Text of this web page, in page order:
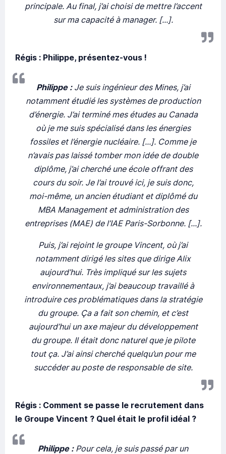
principale. Au final, j’ai choisi de mettre l’accent
sur ma capacité à manager. [...].
Régis : Philippe, présentez-vous !
Philippe :Je suis ingénieur des Mines, j’ai
notamment étudié les systèmes de production
d’énergie. J’ai terminé mes études au Canada
où je me suis spécialisé dans les énergies
fossiles et l’énergie nucléaire. [...]. Comme je
n’avais pas laissé tomber mon idée de double
diplôme, j’ai cherché une école offrant des
cours du soir. Je l’ai trouvé ici, je suis donc,
moi-même, un ancien étudiant et diplômé du
MBA Management et administration des
entreprises (MAE) de l’IAE Paris-Sorbonne. [...].
Puis, j’ai rejoint le groupe Vincent, où j’ai
notamment dirigé les sites que dirige Alix
aujourd’hui. Très impliqué sur les sujets
environnementaux, j’ai beaucoup travaillé à
introduire ces problématiques dans la stratégie
du groupe. Ça a fait son chemin, et c’est
aujourd’hui un axe majeur du développement
du groupe. Il était donc naturel que je pilote
tout ça. J’ai ainsi cherché quelqu’un pour me
succéder au poste de responsable de site.
Régis : Comment se passe le recrutement dans
le Groupe Vincent ? Quel était le profil idéal ?
Philippe :Pour cela, je suis passé par un